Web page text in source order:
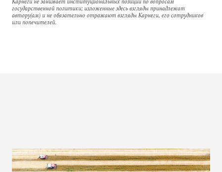
государственной политики; изложенные здесь взгляды принадлежат
автору(ам) и не обязательно отражают взгляды Карнеги, его сотрудников
или попечителей.